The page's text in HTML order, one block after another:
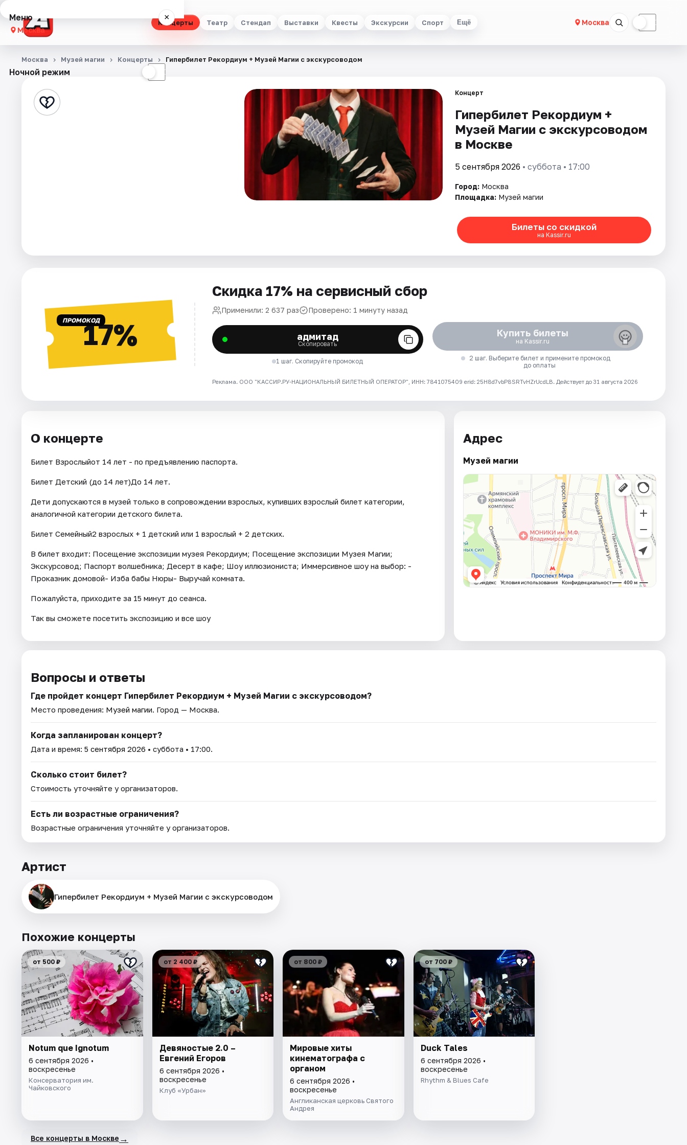
Концерты Театр Стендап Выставки Квесты Экскурсии Спорт Ещё Москва ☾
Меню ×
Москва
Концерты
Стендап
Города
Рейтинги
Ночной режим ☾
Москва Музей магии Концерты Гипербилет Рекордиум + Музей Магии с экскурсоводом
Концерт
Гипербилет Рекордиум +
Музей Магии с экскурсоводом
в Москве
5 сентября 2026 • суббота • 17:00
Город: Москва
Площадка: Музей магии
Билеты со скидкой
на Kassir.ru
ПРОМОКОД17%
Скидка 17% на сервисный сбор
Применили: 2 637 раз Проверено: 1 минуту назад
адмитад
Скопировать
1 шаг. Скопируйте промокод
Купить билеты
на Kassir.ru
2 шаг. Выберите билет и примените промокод
до оплаты
Реклама. ООО "КАССИР.РУ-НАЦИОНАЛЬНЫЙ БИЛЕТНЫЙ ОПЕРАТОР", ИНН: 7841075409 erid: 25H8d7vbP8SRTvHZrUcdLB. Действует до 31 августа 2026
О концерте
Билет Взрослыйот 14 лет - по предъявлению паспорта.
Билет Детский (до 14 лет)До 14 лет.
Дети допускаются в музей только в сопровождении взрослых, купивших взрослый билет категории,
аналогичной категории детского билета.
Билет Семейный2 взрослых + 1 детский или 1 взрослый + 2 детских.
В билет входит: Посещение экспозиции музея Рекордиум; Посещение экспозиции Музея Магии;
Экскурсовод; Паспорт волшебника; Десерт в кафе; Шоу иллюзиониста; Иммерсивное шоу на выбор: -
Проказник домовой- Изба бабы Нюры- Выручай комната.
Пожалуйста, приходите за 15 минут до сеанса.
Так вы сможете посетить экспозицию и все шоу
Адрес
Музей магии
Вопросы и ответы
Где пройдет концерт Гипербилет Рекордиум + Музей Магии с экскурсоводом?
Место проведения: Музей магии. Город — Москва.
Когда запланирован концерт?
Дата и время: 5 сентября 2026 • суббота • 17:00.
Сколько стоит билет?
Стоимость уточняйте у организаторов.
Есть ли возрастные ограничения?
Возрастные ограничения уточняйте у организаторов.
Артист
Гипербилет Рекордиум + Музей Магии с экскурсоводом
Похожие концерты
от 500 ₽
Notum que Ignotum
6 сентября 2026 •
воскресенье
Консерватория им.
Чайковского
от 2 400 ₽
Девяностые 2.0 –
Евгений Егоров
6 сентября 2026 •
воскресенье
Клуб «Урбан»
от 800 ₽
Мировые хиты
кинематографа с
органом
6 сентября 2026 •
воскресенье
Англиканская церковь Святого
Андрея
от 700 ₽
Duck Tales
6 сентября 2026 •
воскресенье
Rhythm & Blues Cafe
Все концерты в Москве →